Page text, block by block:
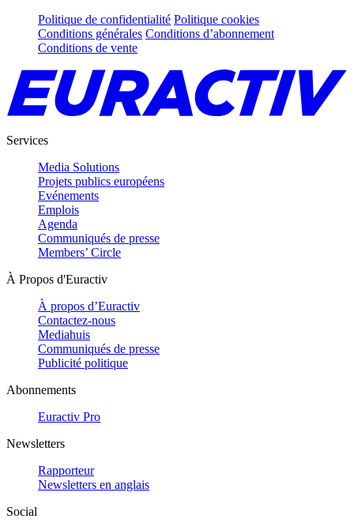
Politique de confidentialité Politique cookies
Conditions générales Conditions d’abonnement
Conditions de vente
Services
Media Solutions
Projets publics européens
Evénements
Emplois
Agenda
Communiqués de presse
Members’ Circle
À Propos d'Euractiv
À propos d’Euractiv
Contactez-nous
Mediahuis
Communiqués de presse
Publicité politique
Abonnements
Euractiv Pro
Newsletters
Rapporteur
Newsletters en anglais
Social